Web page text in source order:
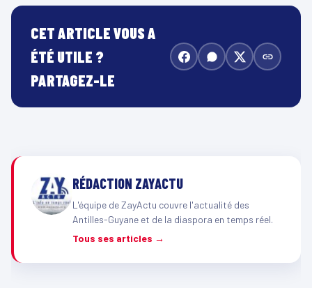
CET ARTICLE VOUS A
ÉTÉ UTILE ?
PARTAGEZ-LE
RÉDACTION ZAYACTU
L'équipe de ZayActu couvre l'actualité des
Antilles-Guyane et de la diaspora en temps réel.
Tous ses articles →